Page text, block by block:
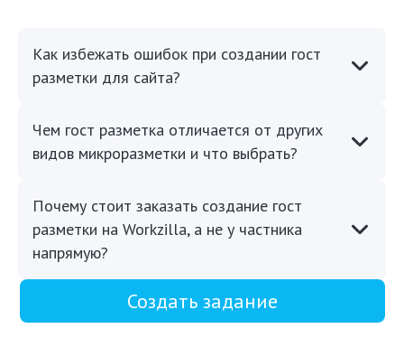
Как избежать ошибок при создании гост
разметки для сайта?
Чем гост разметка отличается от других
видов микроразметки и что выбрать?
Почему стоит заказать создание гост
разметки на Workzilla, а не у частника
напрямую?
Создать задание